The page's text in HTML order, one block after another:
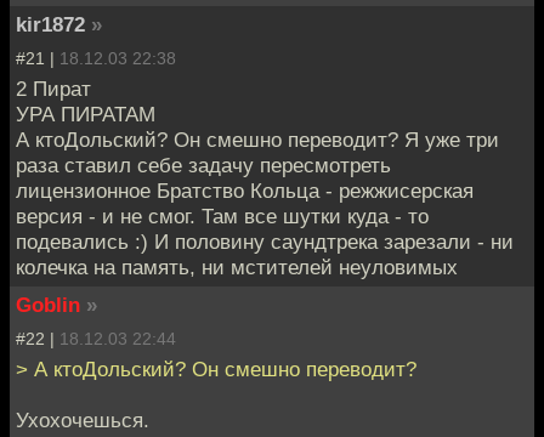
kir1872 »
#21 | 18.12.03 22:38
2 Пират
УРА ПИРАТАМ
А ктоДольский? Он смешно переводит? Я уже три
раза ставил себе задачу пересмотреть
лицензионное Братство Кольца - режжисерская
версия - и не смог. Там все шутки куда - то
подевались :) И половину саундтрека зарезали - ни
колечка на память, ни мстителей неуловимых
Goblin »
#22 | 18.12.03 22:44
> А ктоДольский? Он смешно переводит?
Ухохочешься.